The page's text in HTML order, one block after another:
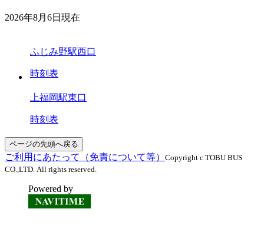
2026年8月6日 現在
ふじみ野駅西口
時刻表
上福岡駅東口
時刻表
ページの先頭へ戻る
ご利用にあたって（免責について等） Copyright c TOBU BUS
CO.,LTD. All rights reserved.
Powered by